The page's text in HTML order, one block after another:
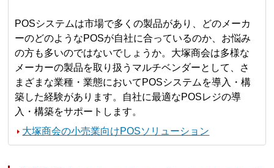
POSシステムは市場で多くの製品があり、どのメーカ
ーのどのようなPOSが自社に合っているのか、お悩み
の方も多いのではないでしょうか。大塚商会は多様な
メーカーの製品を取り扱うマルチベンダーとして、さ
まざまな業種・業態においてPOSシステムを導入・構
築した経験があります。自社に最適なPOSレジの導
入・構築をサポートします。
大塚商会の小売業向けPOSソリューション